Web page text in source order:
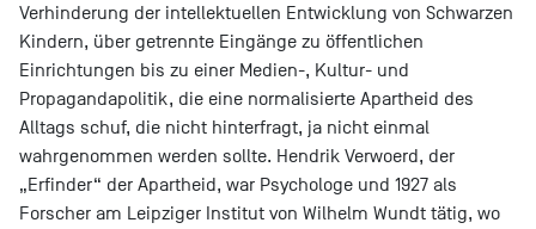
Verhinderung der intellektuellen Entwicklung von Schwarzen
Kindern, über getrennte Eingänge zu öffentlichen
Einrichtungen bis zu einer Medien-, Kultur- und
Propagandapolitik, die eine normalisierte Apartheid des
Alltags schuf, die nicht hinterfragt, ja nicht einmal
wahrgenommen werden sollte. Hendrik Verwoerd, der
„Erfinder“ der Apartheid, war Psychologe und 1927 als
Forscher am Leipziger Institut von Wilhelm Wundt tätig, wo